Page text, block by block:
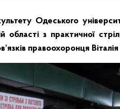
Одеського
з практичної
правоохоронця